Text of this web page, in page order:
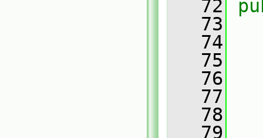
   72
   73
   74
   75
   76
   77
   78
   79